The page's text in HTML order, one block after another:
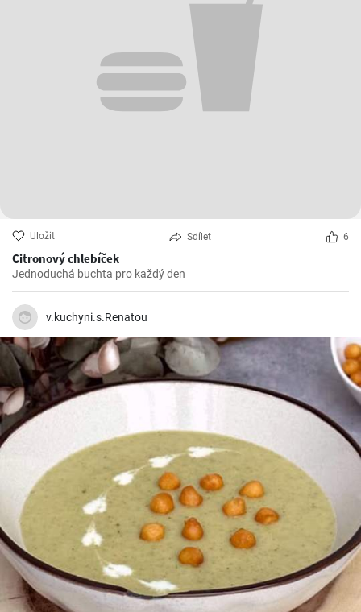
Uložit Sdílet 6
Citronový chlebíček
Jednoduchá buchta pro každý den
v.kuchyni.s.Renatou